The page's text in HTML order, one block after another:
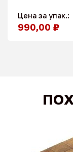
Цена за упак.:
990,00 ₽